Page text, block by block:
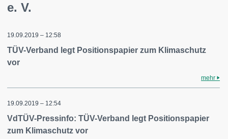
e. V.
19.09.2019 – 12:58
TÜV-Verband legt Positionspapier zum Klimaschutz
vor
mehr
19.09.2019 – 12:54
VdTÜV-Pressinfo: TÜV-Verband legt Positionspapier
zum Klimaschutz vor